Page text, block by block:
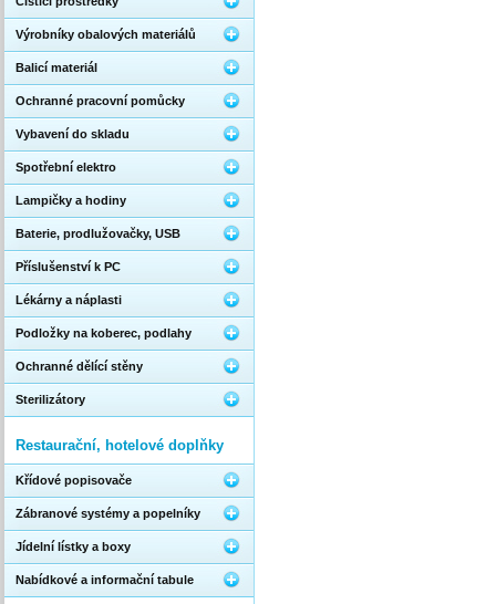
Výrobníky obalových materiálů
Balicí materiál
Ochranné pracovní pomůcky
Vybavení do skladu
Spotřební elektro
Lampičky a hodiny
Baterie, prodlužovačky, USB
Příslušenství k PC
Lékárny a náplasti
Podložky na koberec, podlahy
Ochranné dělící stěny
Sterilizátory
Restaurační, hotelové doplňky
Křídové popisovače
Zábranové systémy a popelníky
Jídelní lístky a boxy
Nabídkové a informační tabule